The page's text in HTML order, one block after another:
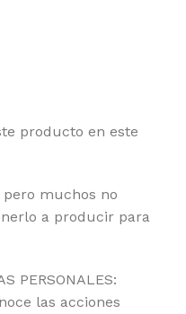
producto en este
pero muchos no
a producir para
PERSONALES:
las acciones